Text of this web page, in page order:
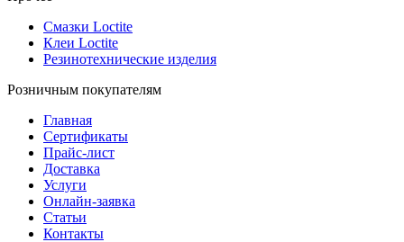
Смазки Loctite
Клеи Loctite
Резинотехнические изделия
Розничным покупателям
Главная
Сертификаты
Прайс-лист
Доставка
Услуги
Онлайн-заявка
Статьи
Контакты